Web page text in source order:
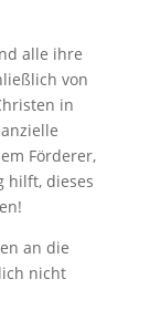
alle ihre
von
in
Förderer,
hilft, dieses
an die
nicht